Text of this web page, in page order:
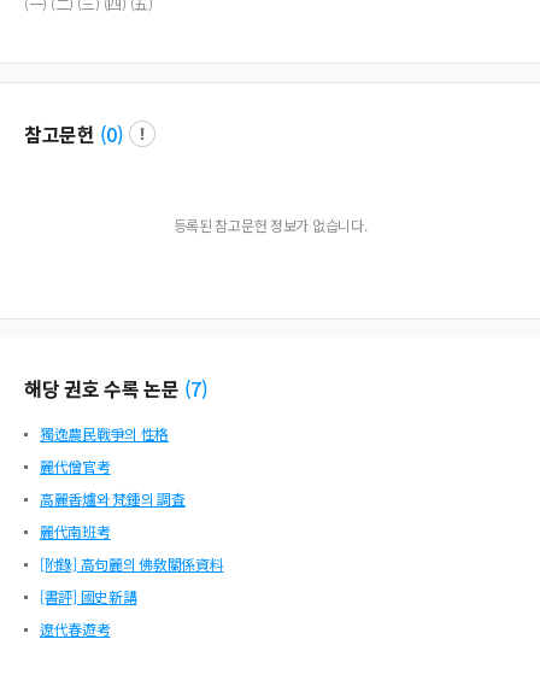
참고문헌 (0)
등록된 참고문헌 정보가 없습니다.
해당 권호 수록 논문 (7)
獨逸農民戰爭의 性格
麗代僧官考
高麗香爐와 梵鍾의 調査
麗代南班考
[附錄] 高句麗의 佛敎關係資料
[書評] 國史新講
遼代春遊考